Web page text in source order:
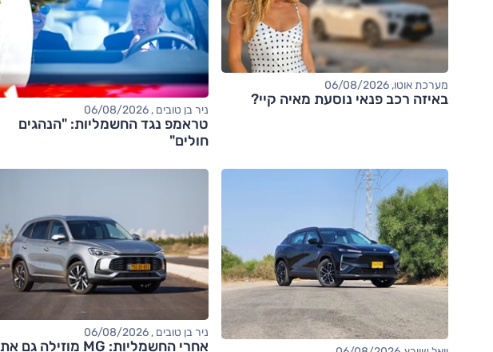
מערכת אוטו, 06/08/2026
באיזה רכב פנאי נוסעת מאיה קיי?
ניר בן טובים , 06/08/2026
טראמפ נגד החשמליות: "הנהגים
חולים"
ניר בן טובים , 06/08/2026
אחרי החשמליות: MG מוזילה גם את